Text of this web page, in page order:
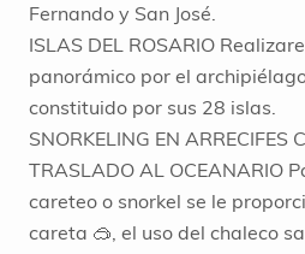
Fernando y San José.
ISLAS DEL ROSARIO
panorámico por el
constituido por sus 28 islas.
SNORKELING EN ARRECIFES
TRASLADO AL OCEANARIO
careteo o snorkel se le
careta 🥽, el uso del chaleco